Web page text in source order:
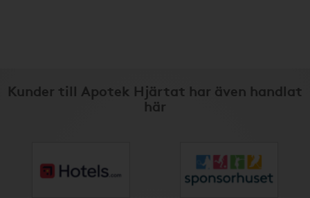
Kunder till Apotek Hjärtat har även handlat
här